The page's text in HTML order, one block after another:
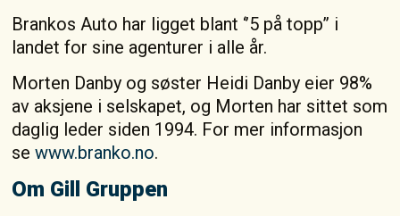
Brankos Auto har ligget blant ‘’5 på topp’’ i
landet for sine agenturer i alle år.
Morten Danby og søster Heidi Danby eier 98%
av aksjene i selskapet, og Morten har sittet som
daglig leder siden 1994. For mer informasjon
sewww.branko.no.
Om Gill Gruppen